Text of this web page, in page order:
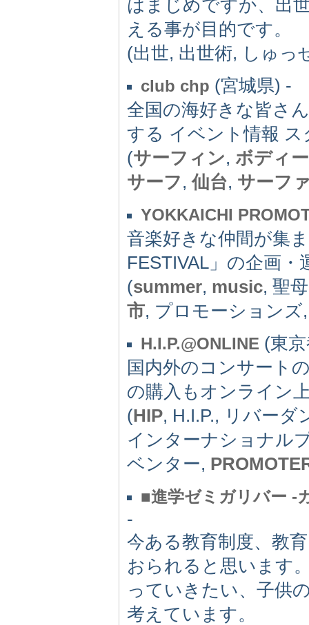
はまじめですか、出
える事が目的です。
(出世, 出世術, しゅっ
club chp (宮城県) -
全国の海好きな皆さ
する イベント情報 ス
(サーフィン, ボディ
サーフ,仙台, サーフ
YOKKAICHI
音楽好きな仲間が集
FESTIVAL」の企画
(summer, music, 聖
市, プロモーション
H.I.P.@ONLINE (東
国内外のコンサート
の購入もオンライン
(HIP, H.I.P., リバーダ
インターナショナル
ベンター,
■進学ゼミガリバー -
-
今ある教育制度、教
おられると思います
っていきたい、子供
考えています。